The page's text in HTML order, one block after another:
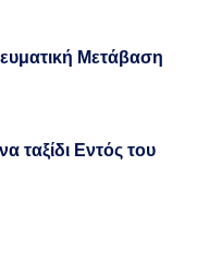
Μετάβαση
ταξίδι Εντός του